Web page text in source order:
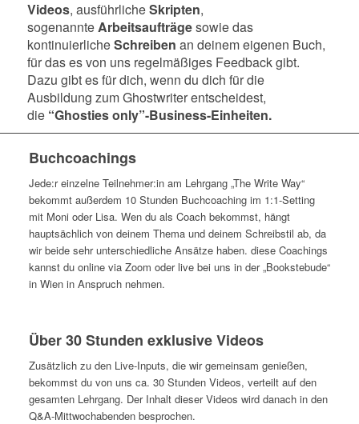
Videos, ausführlicheSkripten,
sogenannteArbeitsaufträgesowie das
kontinuierlicheSchreiben an deinem eigenen Buch,
für das es von uns regelmäßiges Feedback gibt.
Dazu gibt es für dich, wenn du dich für die
Ausbildung zum Ghostwriter entscheidest,
die “Ghosties only”-Business-Einheiten.
Buchcoachings
Jede:r einzelne Teilnehmer:in am Lehrgang „The Write Way“
bekommt außerdem 10 Stunden Buchcoaching im 1:1-Setting
mit Moni oder Lisa. Wen du als Coach bekommst, hängt
hauptsächlich von deinem Thema und deinem Schreibstil ab, da
wir beide sehr unterschiedliche Ansätze haben. diese Coachings
kannst du online via Zoom oder live bei uns in der „Bookstebude“
in Wien in Anspruch nehmen.
Über 30 Stunden exklusive Videos
Zusätzlich zu den Live-Inputs, die wir gemeinsam genießen,
bekommst du von uns ca. 30 Stunden Videos, verteilt auf den
gesamten Lehrgang. Der Inhalt dieser Videos wird danach in den
Q&A-Mittwochabenden besprochen.